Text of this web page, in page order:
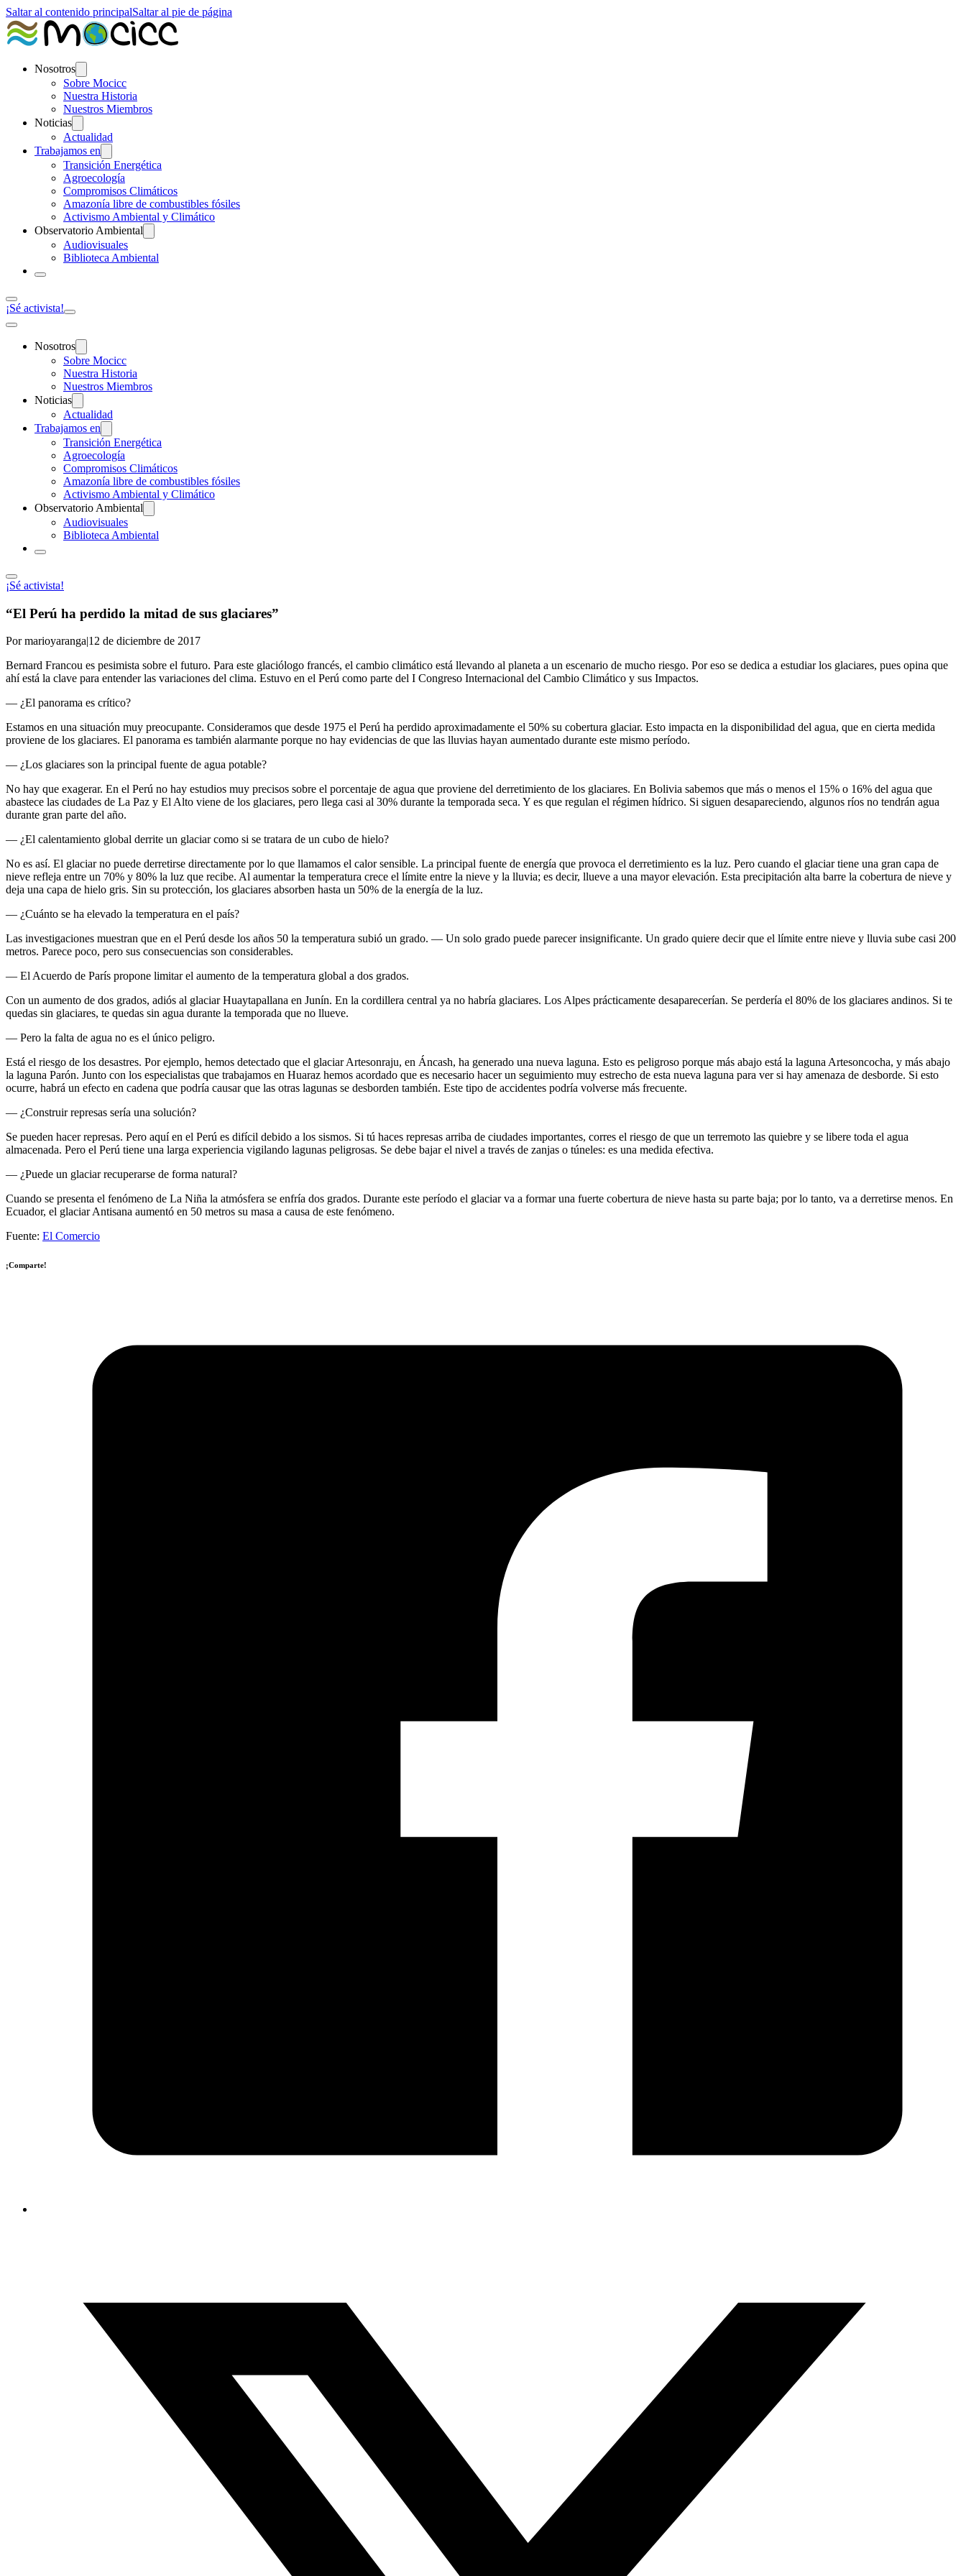
Saltar al contenido principalSaltar al pie de página
Nosotros
Sobre Mocicc
Nuestra Historia
Nuestros Miembros
Noticias
Actualidad
Trabajamos en
Transición Energética
Agroecología
Compromisos Climáticos
Amazonía libre de combustibles fósiles
Activismo Ambiental y Climático
Observatorio Ambiental
Audiovisuales
Biblioteca Ambiental
¡Sé activista!
Nosotros
Sobre Mocicc
Nuestra Historia
Nuestros Miembros
Noticias
Actualidad
Trabajamos en
Transición Energética
Agroecología
Compromisos Climáticos
Amazonía libre de combustibles fósiles
Activismo Ambiental y Climático
Observatorio Ambiental
Audiovisuales
Biblioteca Ambiental
¡Sé activista!
“El Perú ha perdido la mitad de sus glaciares”
Por marioyaranga|12 de diciembre de 2017
Bernard Francou es pesimista sobre el futuro. Para este glaciólogo francés, el cambio climático está llevando al planeta a un escenario de mucho riesgo. Por eso se dedica a estudiar los glaciares, pues opina que
ahí está la clave para entender las variaciones del clima. Estuvo en el Perú como parte del I Congreso Internacional del Cambio Climático y sus Impactos.
— ¿El panorama es crítico?
Estamos en una situación muy preocupante. Consideramos que desde 1975 el Perú ha perdido aproximadamente el 50% su cobertura glaciar. Esto impacta en la disponibilidad del agua, que en cierta medida
proviene de los glaciares. El panorama es también alarmante porque no hay evidencias de que las lluvias hayan aumentado durante este mismo período.
— ¿Los glaciares son la principal fuente de agua potable?
No hay que exagerar. En el Perú no hay estudios muy precisos sobre el porcentaje de agua que proviene del derretimiento de los glaciares. En Bolivia sabemos que más o menos el 15% o 16% del agua que
abastece las ciudades de La Paz y El Alto viene de los glaciares, pero llega casi al 30% durante la temporada seca. Y es que regulan el régimen hídrico. Si siguen desapareciendo, algunos ríos no tendrán agua
durante gran parte del año.
— ¿El calentamiento global derrite un glaciar como si se tratara de un cubo de hielo?
No es así. El glaciar no puede derretirse directamente por lo que llamamos el calor sensible. La principal fuente de energía que provoca el derretimiento es la luz. Pero cuando el glaciar tiene una gran capa de
nieve refleja entre un 70% y 80% la luz que recibe. Al aumentar la temperatura crece el límite entre la nieve y la lluvia; es decir, llueve a una mayor elevación. Esta precipitación alta barre la cobertura de nieve y
deja una capa de hielo gris. Sin su protección, los glaciares absorben hasta un 50% de la energía de la luz.
— ¿Cuánto se ha elevado la temperatura en el país?
Las investigaciones muestran que en el Perú desde los años 50 la temperatura subió un grado. — Un solo grado puede parecer insignificante. Un grado quiere decir que el límite entre nieve y lluvia sube casi 200
metros. Parece poco, pero sus consecuencias son considerables.
— El Acuerdo de París propone limitar el aumento de la temperatura global a dos grados.
Con un aumento de dos grados, adiós al glaciar Huaytapallana en Junín. En la cordillera central ya no habría glaciares. Los Alpes prácticamente desaparecerían. Se perdería el 80% de los glaciares andinos. Si te
quedas sin glaciares, te quedas sin agua durante la temporada que no llueve.
— Pero la falta de agua no es el único peligro.
Está el riesgo de los desastres. Por ejemplo, hemos detectado que el glaciar Artesonraju, en Áncash, ha generado una nueva laguna. Esto es peligroso porque más abajo está la laguna Artesoncocha, y más abajo
la laguna Parón. Junto con los especialistas que trabajamos en Huaraz hemos acordado que es necesario hacer un seguimiento muy estrecho de esta nueva laguna para ver si hay amenaza de desborde. Si esto
ocurre, habrá un efecto en cadena que podría causar que las otras lagunas se desborden también. Este tipo de accidentes podría volverse más frecuente.
— ¿Construir represas sería una solución?
Se pueden hacer represas. Pero aquí en el Perú es difícil debido a los sismos. Si tú haces represas arriba de ciudades importantes, corres el riesgo de que un terremoto las quiebre y se libere toda el agua
almacenada. Pero el Perú tiene una larga experiencia vigilando lagunas peligrosas. Se debe bajar el nivel a través de zanjas o túneles: es una medida efectiva.
— ¿Puede un glaciar recuperarse de forma natural?
Cuando se presenta el fenómeno de La Niña la atmósfera se enfría dos grados. Durante este período el glaciar va a formar una fuerte cobertura de nieve hasta su parte baja; por lo tanto, va a derretirse menos. En
Ecuador, el glaciar Antisana aumentó en 50 metros su masa a causa de este fenómeno.
Fuente: El Comercio
¡Comparte!